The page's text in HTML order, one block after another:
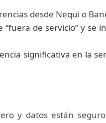
desde Nequi o
de servicio” y se
significativa en la
y datos están